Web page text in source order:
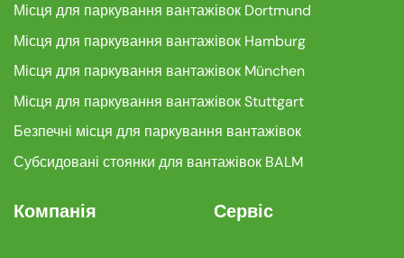
Місця для паркування вантажівок Dortmund
Місця для паркування вантажівок Hamburg
Місця для паркування вантажівок München
Місця для паркування вантажівок Stuttgart
Безпечні місця для паркування вантажівок
Субсидовані стоянки для вантажівок BALM
Компанія Сервіс